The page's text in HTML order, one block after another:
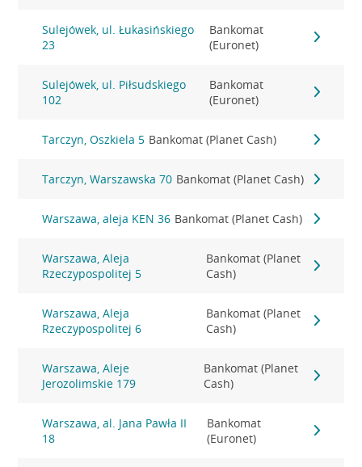
Sulejówek, ul. Łukasińskiego
23
Bankomat
(Euronet)
Sulejówek, ul. Piłsudskiego
102
Bankomat
(Euronet)
Tarczyn, Oszkiela 5 Bankomat (Planet Cash)
Tarczyn, Warszawska 70 Bankomat (Planet Cash)
Warszawa, aleja KEN 36 Bankomat (Planet Cash)
Warszawa, Aleja
Rzeczypospolitej 5
Bankomat (Planet
Cash)
Warszawa, Aleja
Rzeczypospolitej 6
Bankomat (Planet
Cash)
Warszawa, Aleje
Jerozolimskie 179
Bankomat (Planet
Cash)
Warszawa, al. Jana Pawła II
18
Bankomat
(Euronet)